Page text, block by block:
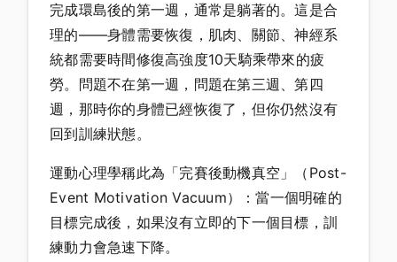
完成環島後的第一週，通常是躺著的。這是合
理的——身體需要恢復，肌肉、關節、神經系
統都需要時間修復高強度10天騎乘帶來的疲
勞。問題不在第一週，問題在第三週、第四
週，那時你的身體已經恢復了，但你仍然沒有
回到訓練狀態。
運動心理學稱此為「完賽後動機真空」（Post-
Event Motivation Vacuum）：當一個明確的
目標完成後，如果沒有立即的下一個目標，訓
練動力會急速下降。